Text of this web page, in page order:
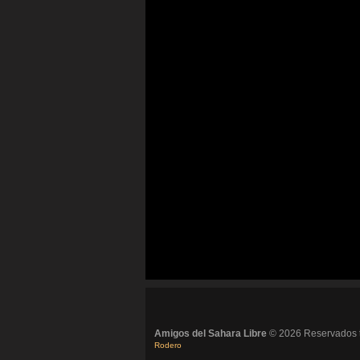
Amigos del Sahara Libre © 2026 Reservados
Rodero